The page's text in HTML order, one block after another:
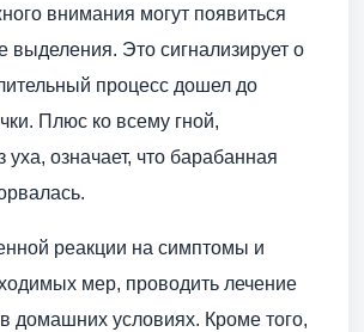
внимания могут появиться
Это сигнализирует о
процесс дошел до
Плюс ко всему гной,
означает, что барабанная
реакции на симптомы и
мер, проводить лечение
домашних условиях. Кроме того,